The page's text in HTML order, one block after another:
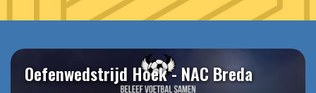
Oefenwedstrijd Hoek - NAC Breda